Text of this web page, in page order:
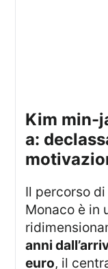
kim min-jae e il ritorno in serie
a:
Il percorso di
Monaco è in
anni
euro, il